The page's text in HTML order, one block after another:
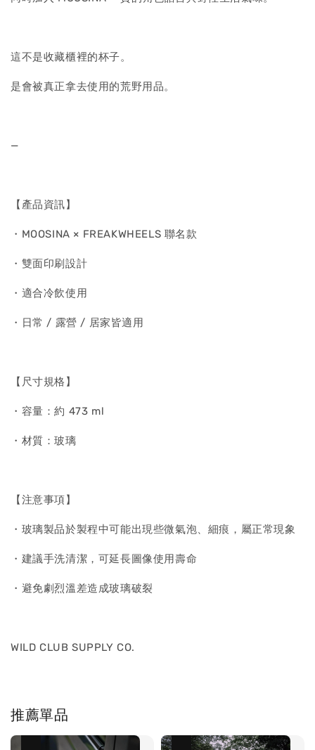
這不是收藏櫃裡的杯子。
是會被真正拿去使用的荒野用品。
—
【產品資訊】
・MOOSINA × FREAKWHEELS 聯名款
・雙面印刷設計
・適合冷飲使用
・日常 / 露營 / 居家皆適用
【尺寸規格】
・容量：約 473 ml
・材質：玻璃
【注意事項】
・玻璃製品於製程中可能出現些微氣泡、細痕，屬正常現象
・建議手洗清潔，可延長圖像使用壽命
・避免劇烈溫差造成玻璃破裂
WILD CLUB SUPPLY CO.
推薦單品